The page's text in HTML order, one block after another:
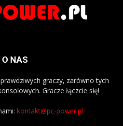
O NAS
graczy, zarówno tych
Gracze łączcie się!
kontakt@pc-power.pl